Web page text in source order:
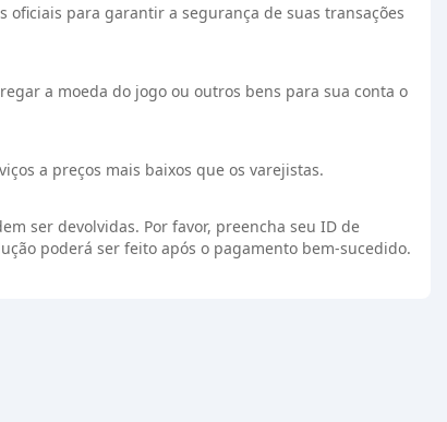
para garantir a segurança de suas transações
a moeda do jogo ou outros bens para sua conta o
a preços mais baixos que os varejistas.
ser devolvidas. Por favor, preencha seu ID de
poderá ser feito após o pagamento bem-sucedido.